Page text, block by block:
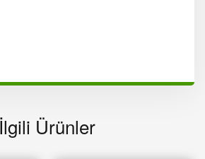
İlgili Ürünler